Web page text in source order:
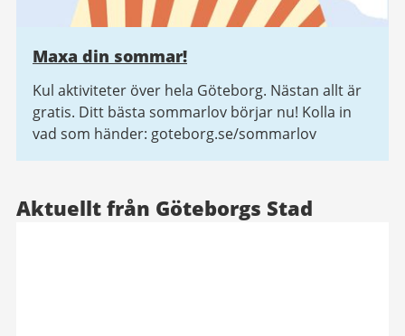
Maxa din sommar!
Kul aktiviteter över hela Göteborg. Nästan allt är
gratis. Ditt bästa sommarlov börjar nu! Kolla in
vad som händer: goteborg.se/sommarlov
Aktuellt från Göteborgs Stad